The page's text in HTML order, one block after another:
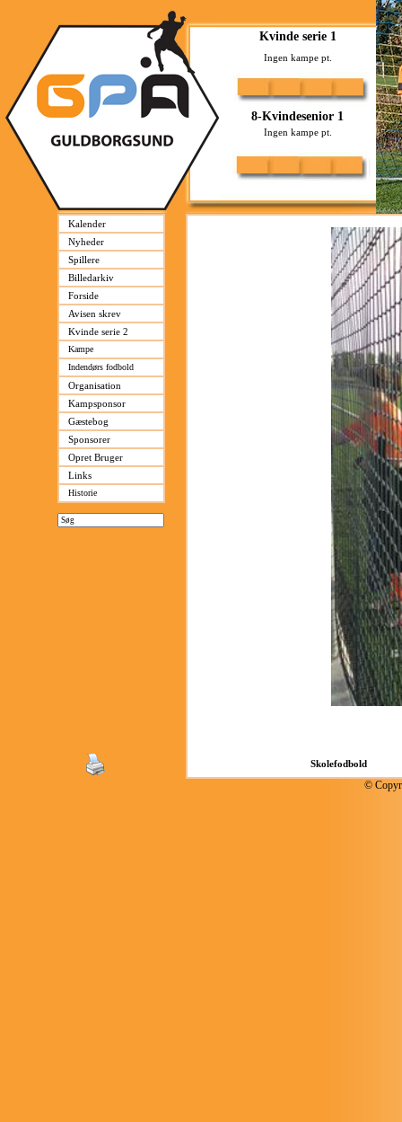
Kalender
Nyheder
Spillere
Billedarkiv
Forside
Avisen skrev
Kvinde serie 2
Kampe
Indendørs fodbold
Organisation
Kampsponsor
Gæstebog
Sponsorer
Opret Bruger
Links
Historie
©